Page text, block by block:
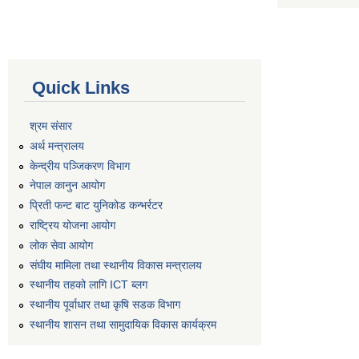
Quick Links
श्रम संसार
अर्थ मन्त्रालय
केन्द्रीय पञ्जिकरण विभाग
नेपाल कानुन आयोग
प्रिती फन्ट बाट युनिकोड कन्भर्रटर
राष्ट्रिय योजना आयोग
लोक सेवा आयोग
संघीय मामिला तथा स्थानीय विकास मन्त्रालय
स्थानीय तहको लागि ICT ब्लग
स्थानीय पूर्वाधार तथा कृषि सडक विभाग
स्थानीय शासन तथा सामुदायिक विकास कार्यक्रम